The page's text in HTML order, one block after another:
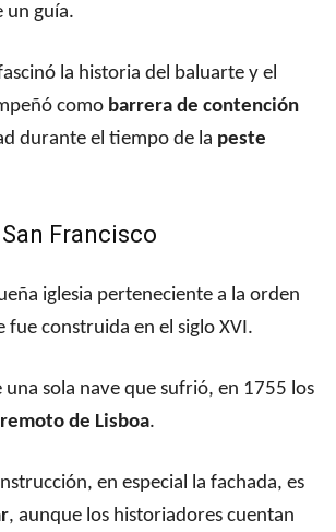
un guía.
la historia del baluarte y el
como barrera de contención
durante el tiempo de la peste
Francisco
iglesia perteneciente a la orden
fue construida en el siglo XVI.
una sola nave que sufrió, en 1755 los
de Lisboa.
en especial la fachada, es
, aunque los historiadores cuentan